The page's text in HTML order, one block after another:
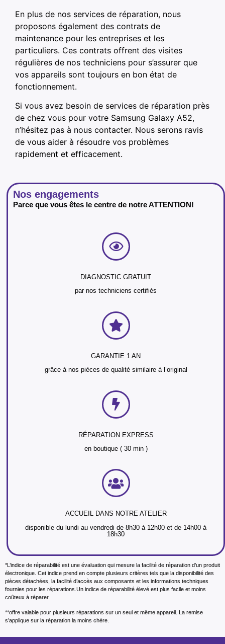
En plus de nos services de réparation, nous
proposons également des contrats de
maintenance pour les entreprises et les
particuliers. Ces contrats offrent des visites
régulières de nos techniciens pour s’assurer que
vos appareils sont toujours en bon état de
fonctionnement.
Si vous avez besoin de services de réparation près
de chez vous pour votre Samsung Galaxy A52,
n’hésitez pas à nous contacter. Nous serons ravis
de vous aider à résoudre vos problèmes
rapidement et efficacement.
Nos engagements
Parce que vous êtes le centre de notre ATTENTION!
DIAGNOSTIC GRATUIT
par nos techniciens certifiés
GARANTIE 1 AN
grâce à nos pièces de qualité similaire à l’original
RÉPARATION EXPRESS
en boutique ( 30 min )
ACCUEIL DANS NOTRE ATELIER
disponible du lundi au vendredi de 8h30 à 12h00 et de 14h00 à
18h30
*L’indice de réparabilité est une évaluation qui mesure la facilité de réparation d’un produit
électronique. Cet indice prend en compte plusieurs critères tels que la disponibilité des
pièces détachées, la facilité d’accès aux composants et les informations techniques
fournies pour les réparations.Un indice de réparabilité élevé est plus facile et moins
coûteux à réparer.
**offre valable pour plusieurs réparations sur un seul et même appareil. La remise
s’applique sur la réparation la moins chère.